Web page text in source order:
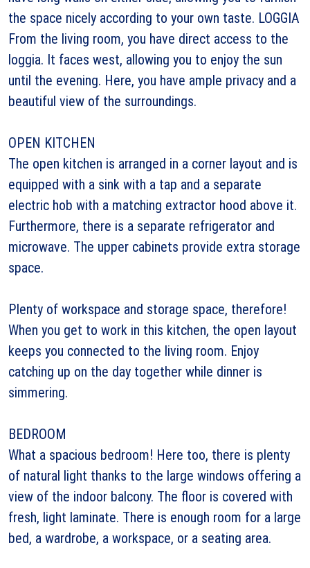
the space nicely according to your own taste. LOGGIA
From the living room, you have direct access to the
loggia. It faces west, allowing you to enjoy the sun
until the evening. Here, you have ample privacy and a
beautiful view of the surroundings.
OPEN KITCHEN
The open kitchen is arranged in a corner layout and is
equipped with a sink with a tap and a separate
electric hob with a matching extractor hood above it.
Furthermore, there is a separate refrigerator and
microwave. The upper cabinets provide extra storage
space.
Plenty of workspace and storage space, therefore!
When you get to work in this kitchen, the open layout
keeps you connected to the living room. Enjoy
catching up on the day together while dinner is
simmering.
BEDROOM
What a spacious bedroom! Here too, there is plenty
of natural light thanks to the large windows offering a
view of the indoor balcony. The floor is covered with
fresh, light laminate. There is enough room for a large
bed, a wardrobe, a workspace, or a seating area.